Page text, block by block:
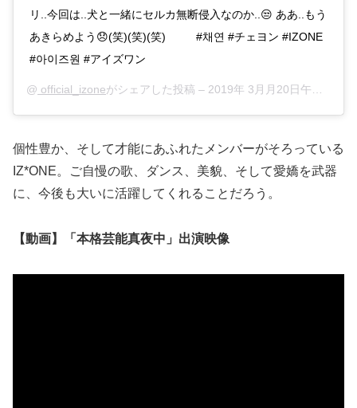
リ..今回は..犬と一緒にセルカ無断侵入なのか..😒 ああ..もう
あきらめよう😞(笑)(笑)(笑) ⠀⠀⠀ #채연 #チェヨン #IZONE
#아이즈원 #アイズワン
@ official_izoneがシェアした投稿 – 2019年 3月月20日午後8時51分PDT
個性豊か、そして才能にあふれたメンバーがそろっている
IZ*ONE。ご自慢の歌、ダンス、美貌、そして愛嬌を武器
に、今後も大いに活躍してくれることだろう。
【動画】「本格芸能真夜中」出演映像